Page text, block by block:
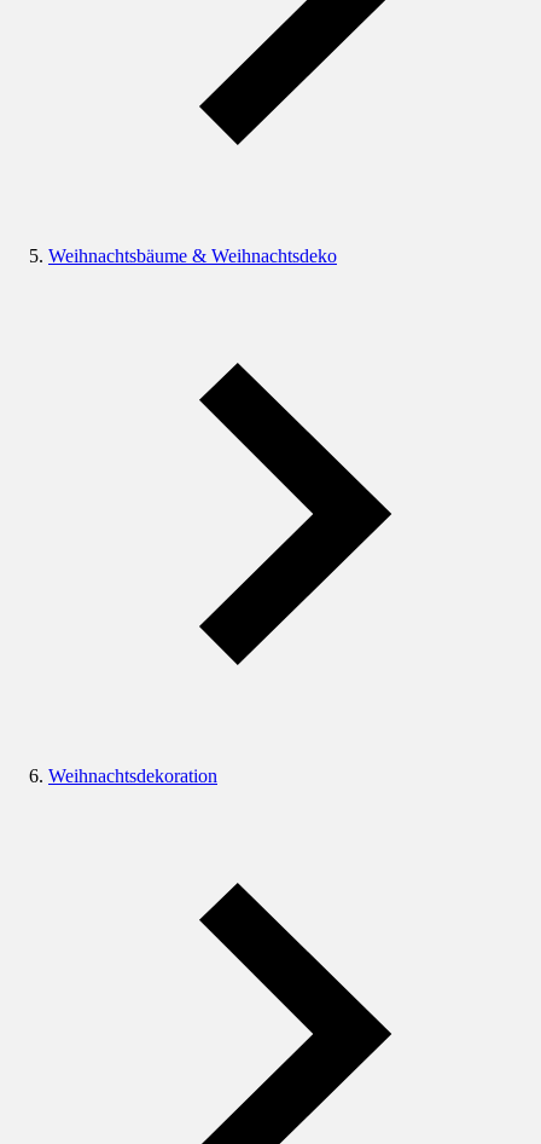
Weihnachtsbäume & Weihnachtsdeko
Weihnachtsdekoration